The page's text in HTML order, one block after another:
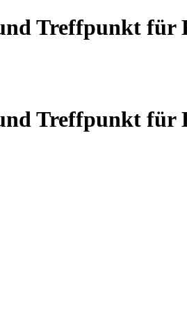
Treffpunkt für
Treffpunkt für